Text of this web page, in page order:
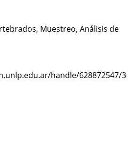
, Muestreo, Análisis de
handle/628872547/3